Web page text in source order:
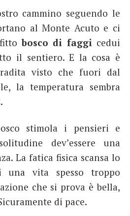
cammino seguendo le
al Monte Acuto e ci
fittobosco di faggi cedui
il sentiero. E la cosa è
visto che fuori dal
la temperatura sembra
stimola i pensieri e
dev’essere una
La fatica fisica scansa lo
una vita spesso troppo
che si prova è bella,
di pace.